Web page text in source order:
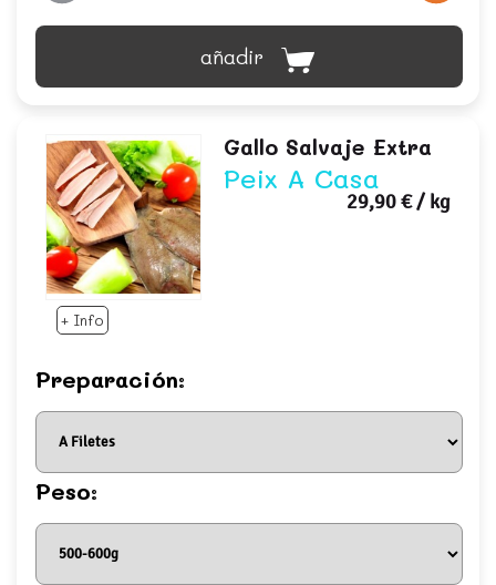
añadir
+ Info
Gallo Salvaje Extra
Peix A Casa
29,90 €/ kg
Preparación:
Peso: